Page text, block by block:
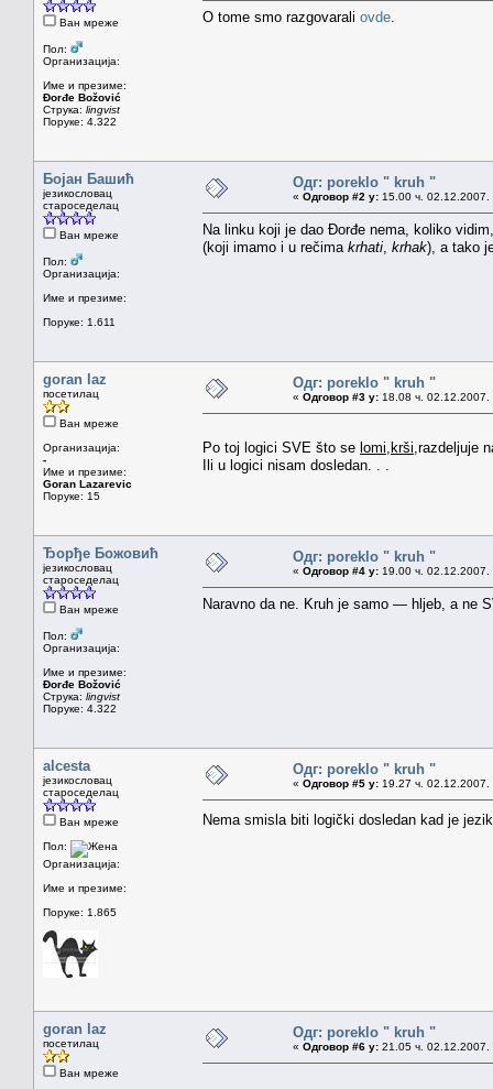
Ван мреже
Пол:
Организација:
Име и презиме:
Đorđe Božović
Струка: lingvist
Поруке: 4.322
O tome smo razgovarali ovde
Бојан Башић
језикословац
староседелац
Ван мреже
Пол:
Организација:
Име и презиме:
Поруке: 1.611
Одг: poreklo " kruh "
« Одговор #2 у: 15.00 ч. 02.12.2007.
Na linku koji je dao Đorđe nema, koliko
(koji imamo i u rečima krhati krhak), a tako
goran laz
посетилац
Ван мреже
Организација:
-
Име и презиме:
Goran Lazarevic
Поруке: 15
Одг: poreklo " kruh "
« Одговор #3 у: 18.08 ч. 02.12.2007.
Po toj logici SVE što se lomi,krši ,razdeljuje
Ili u logici nisam dosledan. . .
Ђорђе Божовић
језикословац
староседелац
Ван мреже
Пол:
Организација:
Име и презиме:
Đorđe Božović
Струка: lingvist
Поруке: 4.322
Одг: poreklo " kruh "
« Одговор #4 у: 19.00 ч. 02.12.2007.
Naravno da ne. Kruh je samo — hljeb, a ne
alcesta
језикословац
староседелац
Ван мреже
Пол:
Организација:
Име и презиме:
Поруке: 1.865
Одг: poreklo " kruh "
« Одговор #5 у: 19.27 ч. 02.12.2007.
Nema smisla biti logički dosledan kad je
goran laz
посетилац
Ван мреже
Одг: poreklo " kruh "
« Одговор #6 у: 21.05 ч. 02.12.2007.